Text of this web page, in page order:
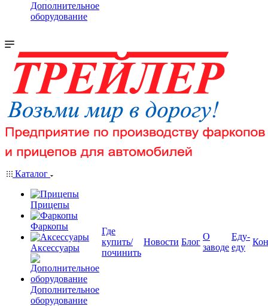
Дополнительное
оборудование
Каталог
Прицепы
Фаркопы
Аксессуары
Дополнительное
оборудование
Где
купить/
починить
Новости Блог
О
заводе
Еду-
еду